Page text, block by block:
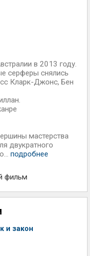
в 2013 году.
серферы снялись
Кларк-Джонс, Бен
мастерства
двукратного
подробнее
фильм
и закон